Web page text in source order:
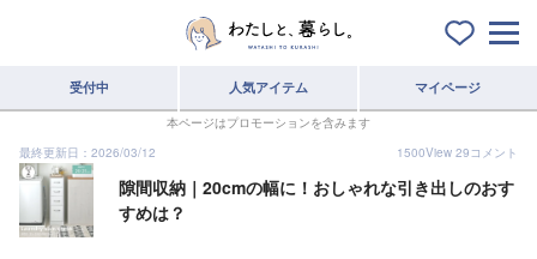
受付中 人気アイテム マイページ
本ページはプロモーションを含みます
最終更新日：2026/03/12
1500View 29コメント
隙間収納｜20cmの幅に！おしゃれな引き出しのおす
すめは？